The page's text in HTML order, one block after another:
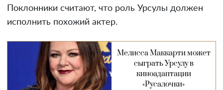
Поклонники считают, что роль Урсулы должен
исполнить похожий актер.
Мелисса Маккарти может
сыграть Урсулу в
киноадаптации
«Русалочки»